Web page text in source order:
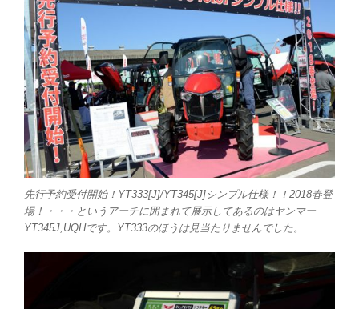
先行予約受付開始！YT333[J]/YT345[J]シンプル仕様！！2018春登
場！・・・というアーチに囲まれて展示してあるのはヤンマー
YT345J,UQHです。YT333のほうは見当たりませんでした。